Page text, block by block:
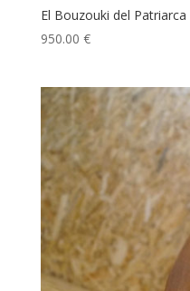
El Bouzouki del
950.00 €